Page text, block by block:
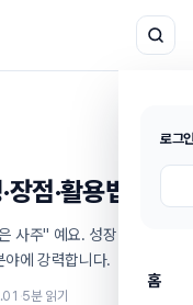
로그
홈
점·활용법
주" 예요. 성장·기획·
야에 강력합니다.
·5분 읽기